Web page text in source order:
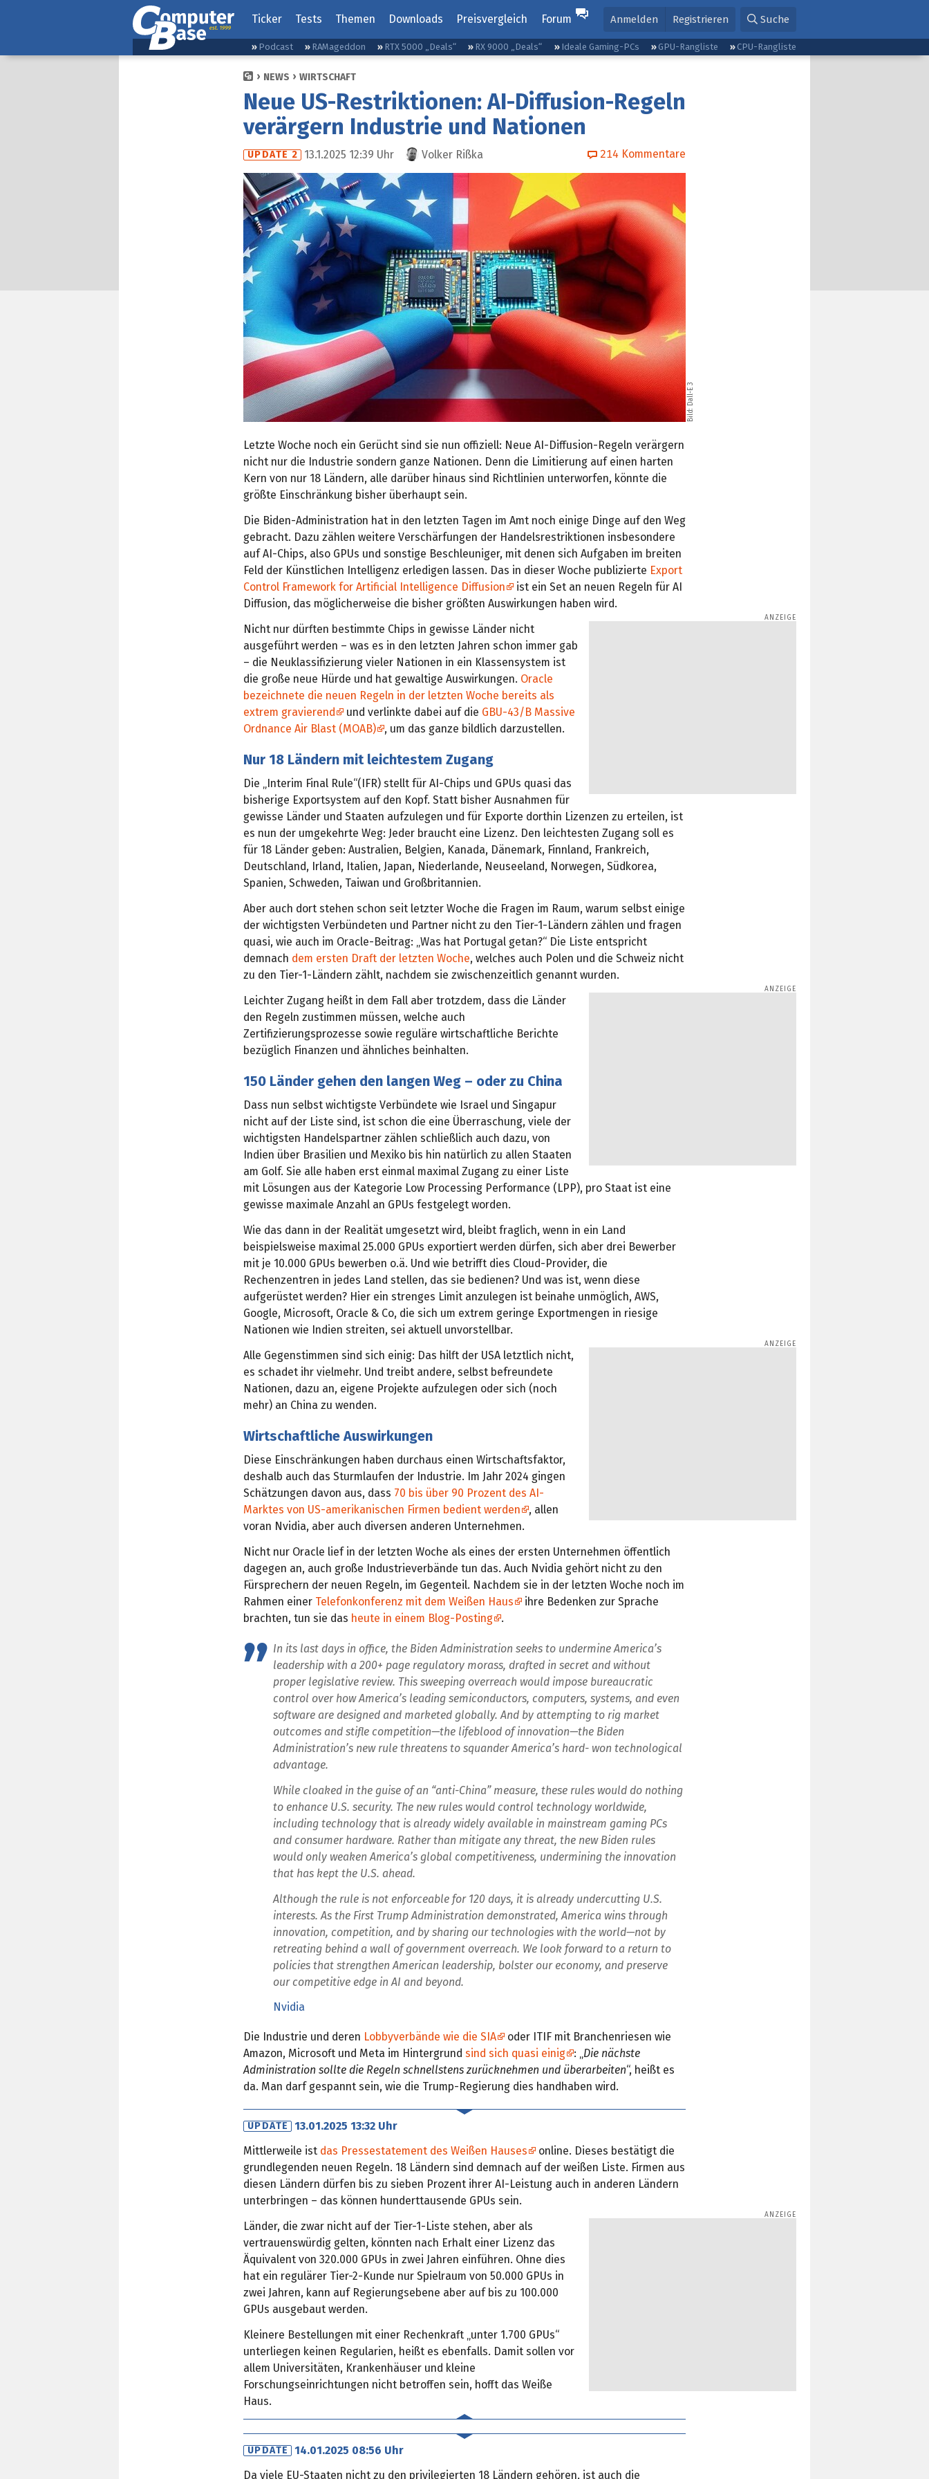
Ticker Tests Themen Downloads Preisvergleich Forum Anmelden Registrieren Suche
Podcast RAMageddon RTX 5000 „Deals“ RX 9000 „Deals“ Ideale Gaming-PCs GPU-Rangliste CPU-Rangliste
NEWS WIRTSCHAFT
Neue US-Restriktionen: AI-Diffusion-Regeln
verärgern Industrie und Nationen
UPDATE 2 13.1.2025 12:39 Uhr Volker Rißka 214 Kommentare
Bild: Dall-E 3
Letzte Woche noch ein Gerücht sind sie nun offiziell: Neue AI-Diffusion-Regeln verärgern
nicht nur die Industrie sondern ganze Nationen. Denn die Limitierung auf einen harten
Kern von nur 18 Ländern, alle darüber hinaus sind Richtlinien unterworfen, könnte die
größte Einschränkung bisher überhaupt sein.
Die Biden-Administration hat in den letzten Tagen im Amt noch einige Dinge auf den Weg
gebracht. Dazu zählen weitere Verschärfungen der Handelsrestriktionen insbesondere
auf AI-Chips, also GPUs und sonstige Beschleuniger, mit denen sich Aufgaben im breiten
Feld der Künstlichen Intelligenz erledigen lassen. Das in dieser Woche publizierte Export
Control Framework for Artificial Intelligence Diffusion
ist ein Set an neuen Regeln für AI
Diffusion, das möglicherweise die bisher größten Auswirkungen haben wird.
Nicht nur dürften bestimmte Chips in gewisse Länder nicht
ausgeführt werden – was es in den letzten Jahren schon immer gab
– die Neuklassifizierung vieler Nationen in ein Klassensystem ist
die große neue Hürde und hat gewaltige Auswirkungen. Oracle
bezeichnete die neuen Regeln in der letzten Woche bereits als
extrem gravierend
und verlinkte dabei auf die GBU-43/B Massive
Ordnance Air Blast (MOAB)
, um das ganze bildlich darzustellen.
Nur 18 Ländern mit leichtestem Zugang
Die „Interim Final Rule“(IFR) stellt für AI-Chips und GPUs quasi das
bisherige Exportsystem auf den Kopf. Statt bisher Ausnahmen für
gewisse Länder und Staaten aufzulegen und für Exporte dorthin Lizenzen zu erteilen, ist
es nun der umgekehrte Weg: Jeder braucht eine Lizenz. Den leichtesten Zugang soll es
für 18 Länder geben: Australien, Belgien, Kanada, Dänemark, Finnland, Frankreich,
Deutschland, Irland, Italien, Japan, Niederlande, Neuseeland, Norwegen, Südkorea,
Spanien, Schweden, Taiwan und Großbritannien.
Aber auch dort stehen schon seit letzter Woche die Fragen im Raum, warum selbst einige
der wichtigsten Verbündeten und Partner nicht zu den Tier-1-Ländern zählen und fragen
quasi, wie auch im Oracle-Beitrag: „Was hat Portugal getan?“ Die Liste entspricht
demnach dem ersten Draft der letzten Woche, welches auch Polen und die Schweiz nicht
zu den Tier-1-Ländern zählt, nachdem sie zwischenzeitlich genannt wurden.
Leichter Zugang heißt in dem Fall aber trotzdem, dass die Länder
den Regeln zustimmen müssen, welche auch
Zertifizierungsprozesse sowie reguläre wirtschaftliche Berichte
bezüglich Finanzen und ähnliches beinhalten.
150 Länder gehen den langen Weg – oder zu China
Dass nun selbst wichtigste Verbündete wie Israel und Singapur
nicht auf der Liste sind, ist schon die eine Überraschung, viele der
wichtigsten Handelspartner zählen schließlich auch dazu, von
Indien über Brasilien und Mexiko bis hin natürlich zu allen Staaten
am Golf. Sie alle haben erst einmal maximal Zugang zu einer Liste
mit Lösungen aus der Kategorie Low Processing Performance (LPP), pro Staat ist eine
gewisse maximale Anzahl an GPUs festgelegt worden.
Wie das dann in der Realität umgesetzt wird, bleibt fraglich, wenn in ein Land
beispielsweise maximal 25.000 GPUs exportiert werden dürfen, sich aber drei Bewerber
mit je 10.000 GPUs bewerben o.ä. Und wie betrifft dies Cloud-Provider, die
Rechenzentren in jedes Land stellen, das sie bedienen? Und was ist, wenn diese
aufgerüstet werden? Hier ein strenges Limit anzulegen ist beinahe unmöglich, AWS,
Google, Microsoft, Oracle & Co, die sich um extrem geringe Exportmengen in riesige
Nationen wie Indien streiten, sei aktuell unvorstellbar.
Alle Gegenstimmen sind sich einig: Das hilft der USA letztlich nicht,
es schadet ihr vielmehr. Und treibt andere, selbst befreundete
Nationen, dazu an, eigene Projekte aufzulegen oder sich (noch
mehr) an China zu wenden.
Wirtschaftliche Auswirkungen
Diese Einschränkungen haben durchaus einen Wirtschaftsfaktor,
deshalb auch das Sturmlaufen der Industrie. Im Jahr 2024 gingen
Schätzungen davon aus, dass 70 bis über 90 Prozent des AI-
Marktes von US-amerikanischen Firmen bedient werden
, allen
voran Nvidia, aber auch diversen anderen Unternehmen.
Nicht nur Oracle lief in der letzten Woche als eines der ersten Unternehmen öffentlich
dagegen an, auch große Industrieverbände tun das. Auch Nvidia gehört nicht zu den
Fürsprechern der neuen Regeln, im Gegenteil. Nachdem sie in der letzten Woche noch im
Rahmen einer Telefonkonferenz mit dem Weißen Haus
ihre Bedenken zur Sprache
brachten, tun sie das heute in einem Blog-Posting .
In its last days in office, the Biden Administration seeks to undermine America’s
leadership with a 200+ page regulatory morass, drafted in secret and without
proper legislative review. This sweeping overreach would impose bureaucratic
control over how America’s leading semiconductors, computers, systems, and even
software are designed and marketed globally. And by attempting to rig market
outcomes and stifle competition—the lifeblood of innovation—the Biden
Administration’s new rule threatens to squander America’s hard- won technological
advantage.
While cloaked in the guise of an “anti-China” measure, these rules would do nothing
to enhance U.S. security. The new rules would control technology worldwide,
including technology that is already widely available in mainstream gaming PCs
and consumer hardware. Rather than mitigate any threat, the new Biden rules
would only weaken America’s global competitiveness, undermining the innovation
that has kept the U.S. ahead.
Although the rule is not enforceable for 120 days, it is already undercutting U.S.
interests. As the First Trump Administration demonstrated, America wins through
innovation, competition, and by sharing our technologies with the world—not by
retreating behind a wall of government overreach. We look forward to a return to
policies that strengthen American leadership, bolster our economy, and preserve
our competitive edge in AI and beyond.
Nvidia
Die Industrie und deren Lobbyverbände wie die SIA
oder ITIF mit Branchenriesen wie
Amazon, Microsoft und Meta im Hintergrund sind sich quasi einig : „Die nächste
Administration sollte die Regeln schnellstens zurücknehmen und überarbeiten“, heißt es
da. Man darf gespannt sein, wie die Trump-Regierung dies handhaben wird.
UPDATE
13.01.2025 13:32 Uhr
Mittlerweile ist das Pressestatement des Weißen Hauses
online. Dieses bestätigt die
grundlegenden neuen Regeln. 18 Ländern sind demnach auf der weißen Liste. Firmen aus
diesen Ländern dürfen bis zu sieben Prozent ihrer AI-Leistung auch in anderen Ländern
unterbringen – das können hunderttausende GPUs sein.
Länder, die zwar nicht auf der Tier-1-Liste stehen, aber als
vertrauenswürdig gelten, könnten nach Erhalt einer Lizenz das
Äquivalent von 320.000 GPUs in zwei Jahren einführen. Ohne dies
hat ein regulärer Tier-2-Kunde nur Spielraum von 50.000 GPUs in
zwei Jahren, kann auf Regierungsebene aber auf bis zu 100.000
GPUs ausgebaut werden.
Kleinere Bestellungen mit einer Rechenkraft „unter 1.700 GPUs“
unterliegen keinen Regularien, heißt es ebenfalls. Damit sollen vor
allem Universitäten, Krankenhäuser und kleine
Forschungseinrichtungen nicht betroffen sein, hofft das Weiße
Haus.
UPDATE
14.01.2025 08:56 Uhr
Da viele EU-Staaten nicht zu den privilegierten 18 Ländern gehören, ist auch die